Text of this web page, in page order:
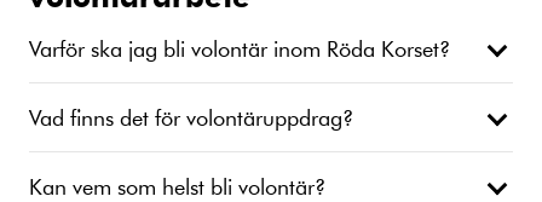
Varför ska jag bli volontär inom Röda Korset?
Vad finns det för volontäruppdrag?
Kan vem som helst bli volontär?